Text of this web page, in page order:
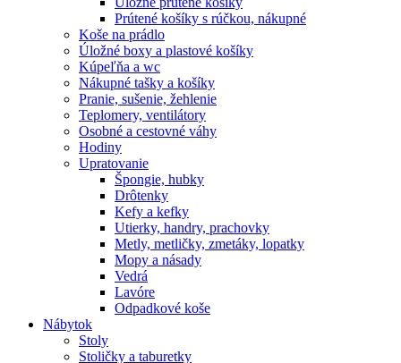
Prútené košíky s rúčkou, nákupné
Koše na prádlo
Úložné boxy a plastové košíky
Kúpeľňa a wc
Nákupné tašky a košíky
Pranie, sušenie, žehlenie
Teplomery, ventilátory
Osobné a cestovné váhy
Hodiny
Upratovanie
Špongie, hubky
Drôtenky
Kefy a kefky
Utierky, handry, prachovky
Metly, metličky, zmetáky, lopatky
Mopy a násady
Vedrá
Lavóre
Odpadkové koše
Nábytok
Stoly
Stoličky a taburetky